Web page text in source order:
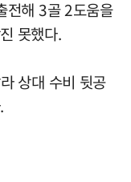
전해 3골 2도움을
못했다.
상대 수비 뒷공